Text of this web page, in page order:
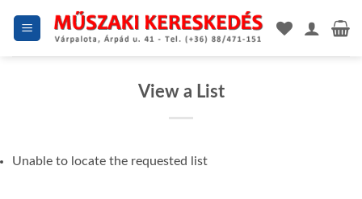
View a List
Unable to locate the requested list